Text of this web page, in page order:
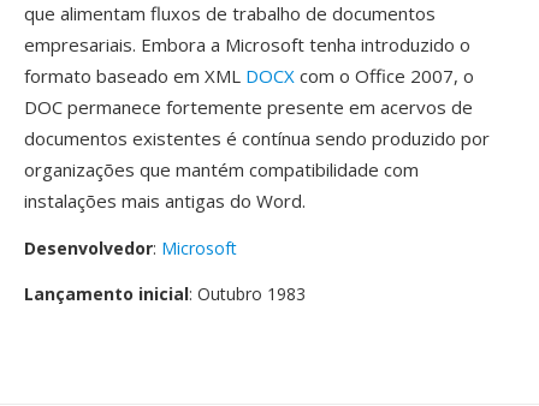
que alimentam fluxos de trabalho de documentos
empresariais. Embora a Microsoft tenha introduzido o
formato baseado em XML DOCX com o Office 2007, o
DOC permanece fortemente presente em acervos de
documentos existentes é contínua sendo produzido por
organizações que mantém compatibilidade com
instalações mais antigas do Word.
Desenvolvedor: Microsoft
Lançamento inicial: Outubro 1983